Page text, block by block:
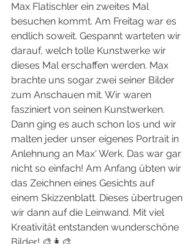
Max Flatischler ein zweites Mal
besuchen kommt. Am Freitag war es
endlich soweit. Gespannt warteten wir
darauf, welch tolle Kunstwerke wir
dieses Mal erschaffen werden. Max
brachte uns sogar zwei seiner Bilder
zum Anschauen mit. Wir waren
fasziniert von seinen Kunstwerken.
Dann ging es auch schon los und wir
malten jeder unser eigenes Portrait in
Anlehnung an Max‘ Werk. Das war gar
nicht so einfach! Am Anfang übten wir
das Zeichnen eines Gesichts auf
einem Skizzenblatt. Dieses übertrugen
wir dann auf die Leinwand. Mit viel
Kreativität entstanden wunderschöne